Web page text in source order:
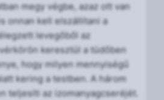
megy végbe, azaz ott van
onnan kell elszállítani a
levegőből az
keresztül a tüdőben
hogy milyen mennyiségű
kering a testben. A három
teljesíti az izomanyagcseréjét.